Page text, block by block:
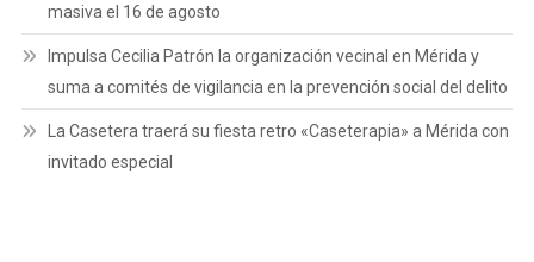
masiva el 16 de agosto
Impulsa Cecilia Patrón la organización vecinal en Mérida y
suma a comités de vigilancia en la prevención social del delito
La Casetera traerá su fiesta retro «Caseterapia» a Mérida con
invitado especial